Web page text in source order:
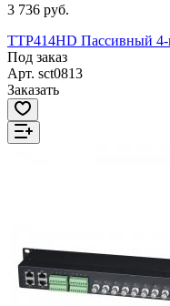
3 736 руб.
TTP414HD Пассивный 4-
Под заказ
Арт. sct0813
Заказать